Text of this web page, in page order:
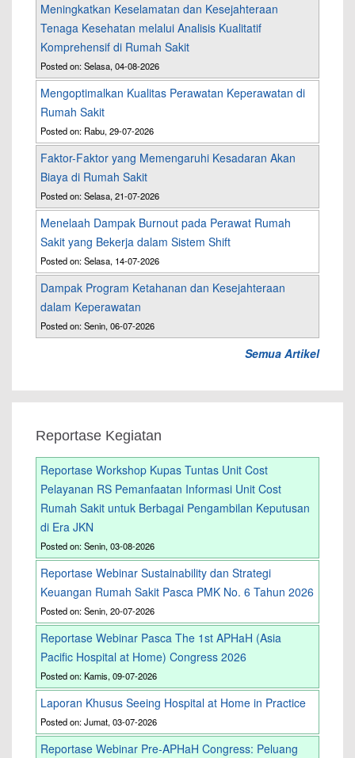
Meningkatkan Keselamatan dan Kesejahteraan
Tenaga Kesehatan melalui Analisis Kualitatif
Komprehensif di Rumah Sakit
Posted on: Selasa, 04-08-2026
Mengoptimalkan Kualitas Perawatan Keperawatan di
Rumah Sakit
Posted on: Rabu, 29-07-2026
Faktor-Faktor yang Memengaruhi Kesadaran Akan
Biaya di Rumah Sakit
Posted on: Selasa, 21-07-2026
Menelaah Dampak Burnout pada Perawat Rumah
Sakit yang Bekerja dalam Sistem Shift
Posted on: Selasa, 14-07-2026
Dampak Program Ketahanan dan Kesejahteraan
dalam Keperawatan
Posted on: Senin, 06-07-2026
Semua Artikel
Reportase Kegiatan
Reportase Workshop Kupas Tuntas Unit Cost
Pelayanan RS Pemanfaatan Informasi Unit Cost
Rumah Sakit untuk Berbagai Pengambilan Keputusan
di Era JKN
Posted on: Senin, 03-08-2026
Reportase Webinar Sustainability dan Strategi
Keuangan Rumah Sakit Pasca PMK No. 6 Tahun 2026
Posted on: Senin, 20-07-2026
Reportase Webinar Pasca The 1st APHaH (Asia
Pacific Hospital at Home) Congress 2026
Posted on: Kamis, 09-07-2026
Laporan Khusus Seeing Hospital at Home in Practice
Posted on: Jumat, 03-07-2026
Reportase Webinar Pre-APHaH Congress: Peluang